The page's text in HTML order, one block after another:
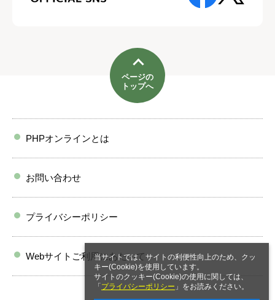
当サイトでは、サイトの利便性向上のため、クッ
キー(Cookie)を使用しています。
サイトのクッキー(Cookie)の使用に関しては、
「 プライバシーポリシー 」をお読みください。
ページの
トップへ
PHPオンラインとは
お問い合わせ
プライバシーポリシー
Webサイトご利用にあたって